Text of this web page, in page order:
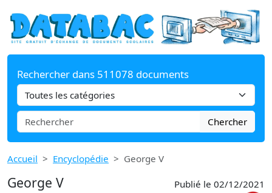
Rechercher dans 511078 documents
Chercher
Accueil Encyclopédie George V
George V Publié le 02/12/2021